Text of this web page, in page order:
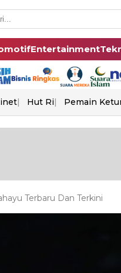
Entertainment
Hut Ri Pemain
Terbaru Dan Terkini